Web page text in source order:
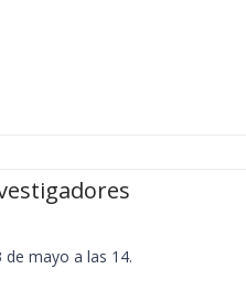
mayo a las 14.